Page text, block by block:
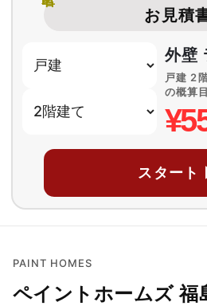
お見積
外壁
戸建 2
の概算
スタート
PAINT HOMES
ペイントホームズ 福